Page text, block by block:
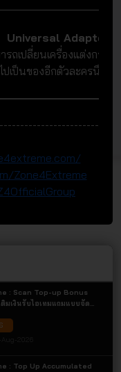
Universal Adapter
ถเปลี่ยนเครื่องแต่งกายจ
ไปเป็นของอีกตัวละครนึงได้
Zone4Extreme
: Scan Top-up Bonus
มเงินรับไอเทมแถมแบบจัด
มแถมสุดคุ้ม
: Top Up Accumulated